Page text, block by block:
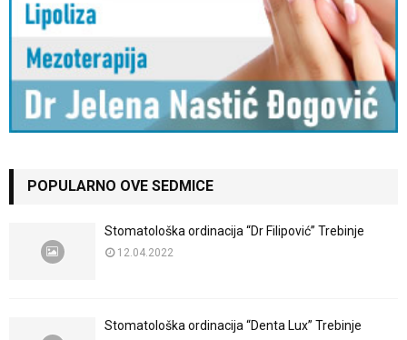
POPULARNO OVE SEDMICE
Stomatološka ordinacija “Dr Filipović” Trebinje
12.04.2022
Stomatološka ordinacija “Denta Lux” Trebinje